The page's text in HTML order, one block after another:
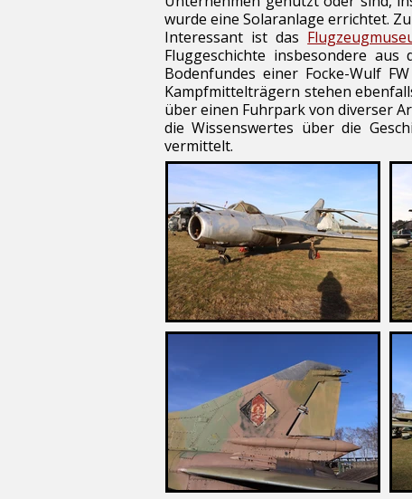
wurde eine Solaranlage errichtet.
Interessant ist das
Fluggeschichte insbesondere
Bodenfundes einer Focke-Wulf
Kampfmittelträgern stehen
über einen Fuhrpark von diverser
die Wissenswertes über die
vermittelt.